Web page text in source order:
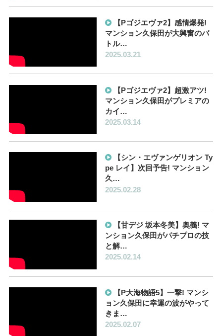
【Pゴジエヴァ2】感情爆発!
マンション久保田が大興奮のバ
トル…
2025.03.21
【Pゴジエヴァ2】超激アツ!
マンション久保田がプレミアの
カイ…
2025.03.14
【シン・エヴァンゲリオン Ty
pe レイ】次回予告! マンション
久…
2025.02.28
【甘デジ 坂本冬美】奥義! マ
ンション久保田がパチプロの技
と解…
2025.02.14
【P大海物語5】一撃! マンシ
ョン久保田に幸運の波がやって
きま…
2025.02.07